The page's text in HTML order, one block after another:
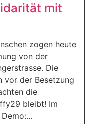
mit
zogen heute
von der
Die
vor der Besetzung
die
bleibt! Im
Demo:…